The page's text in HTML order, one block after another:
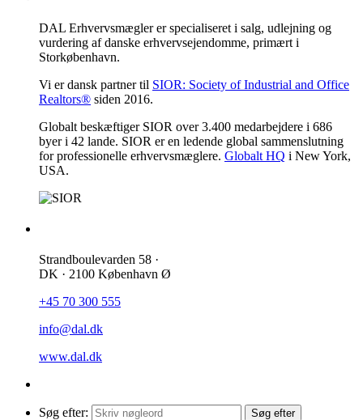
DAL Erhvervsmægler er specialiseret i salg, udlejning og
vurdering af danske erhvervsejendomme, primært i
Storkøbenhavn.
Vi er dansk partner til SIOR: Society of Industrial and Office
Realtors® siden 2016.
Globalt beskæftiger SIOR over 3.400 medarbejdere i 686
byer i 42 lande. SIOR er en ledende global sammenslutning
for professionelle erhvervsmæglere. Globalt HQ i New York,
USA.
Strandboulevarden 58 ·
DK · 2100 København Ø
+45 70 300 555
info@dal.dk
www.dal.dk
Søg efter: Søg efter